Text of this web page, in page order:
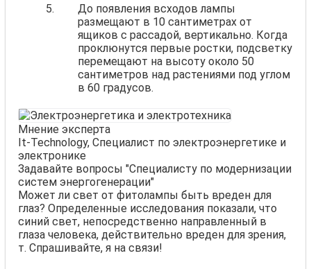
До появления всходов лампы
размещают в 10 сантиметрах от
ящиков с рассадой, вертикально. Когда
проклюнутся первые ростки, подсветку
перемещают на высоту около 50
сантиметров над растениями под углом
в 60 градусов.
Мнение эксперта
It-Technology, Cпециалист по электроэнергетике и
электронике
Задавайте вопросы "Специалисту по модернизации
систем энергогенерации"
Может ли свет от фитолампы быть вреден для
глаз? Определенные исследования показали, что
синий свет, непосредственно направленный в
глаза человека, действительно вреден для зрения,
т. Спрашивайте, я на связи!